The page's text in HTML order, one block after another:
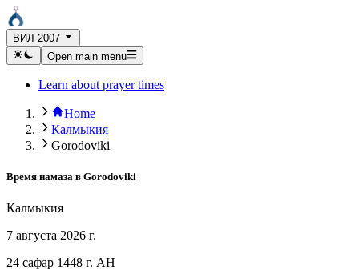
ВИЛ 2007
Open main menu
Learn about prayer times
Home
Калмыкия
Gorodoviki
Время намаза в Gorodoviki
Калмыкия
7 августа 2026 г.
24 сафар 1448 г. AH